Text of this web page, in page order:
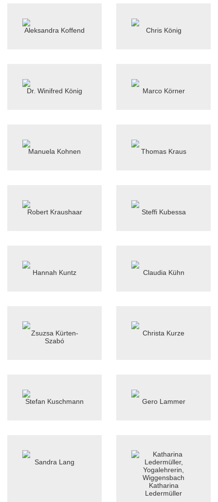
Aleksandra Koffend Chris König
Dr. Winifred König Marco Körner
Manuela Kohnen Thomas Kraus
Robert Kraushaar Steffi Kubessa
Hannah Kuntz Claudia Kühn
Zsuzsa Kürten-
Szabó
Christa Kurze
Stefan Kuschmann Gero Lammer
Sandra Lang
Katharina
Ledermüller